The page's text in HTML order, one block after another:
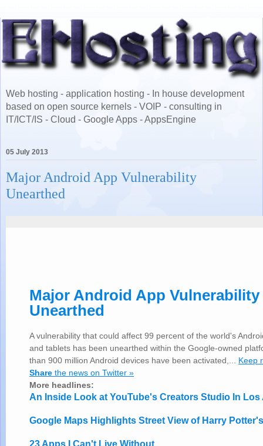
Web hosting - application hosting - In house development
based on open source kernels - VOIP - consulting in
IT/ICT/IS - Cloud - Google Apps - AppsEngine
05 July 2013
Major Android App Vulnerability
Unearthed
Major Android App Vulnerability
Unearthed
A vulnerability that could affect 99 percent of the world's
and tablets has been unearthed within the Google-owned
than 900 million Android devices have been activated,... Keep
Share the news on Twitter »
More headlines:
An Inside Look at YouTube's Creators Studio In Los
Google Maps Highlights Street View of Harry
23 Apps I Can't Live Without